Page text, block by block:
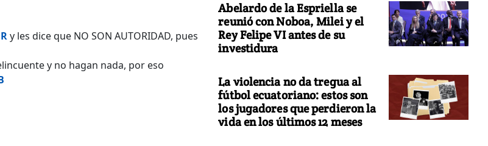
y les dice que NO SON AUTORIDAD, pues
y no hagan nada, por eso
Abelardo de la Espriella se
reunió con Noboa, Milei y el
Rey Felipe VI antes de su
investidura
La violencia no da tregua al
fútbol ecuatoriano: estos son
los jugadores que perdieron la
vida en los últimos 12 meses